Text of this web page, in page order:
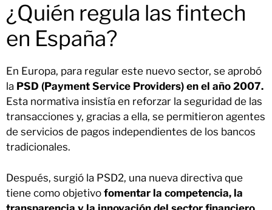
¿Quién regula las fintech
en España?
En Europa, para regular este nuevo sector, se aprobó
la PSD (Payment Service Providers) en el año 2007.
Esta normativa insistía en reforzar la seguridad de las
transacciones y, gracias a ella, se permitieron agentes
de servicios de pagos independientes de los bancos
tradicionales.
Después, surgió la PSD2, una nueva directiva que
tiene como objetivo fomentar la competencia, la